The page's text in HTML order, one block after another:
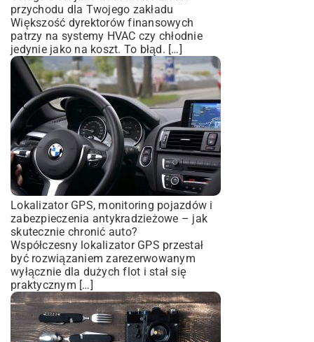
przychodu dla Twojego zakładu
Większość dyrektorów finansowych
patrzy na systemy HVAC czy chłodnie
jedynie jako na koszt. To błąd. […]
Lokalizator GPS, monitoring pojazdów i
zabezpieczenia antykradzieżowe – jak
skutecznie chronić auto?
Współczesny lokalizator GPS przestał
być rozwiązaniem zarezerwowanym
wyłącznie dla dużych flot i stał się
praktycznym […]